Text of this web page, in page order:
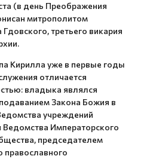
(в день Преображения
митрополитом
третьего викария
Кирилла уже в первые годы
отличается
владыка являлся
Закона Божия в
учреждений
Императорского
председателем
православного